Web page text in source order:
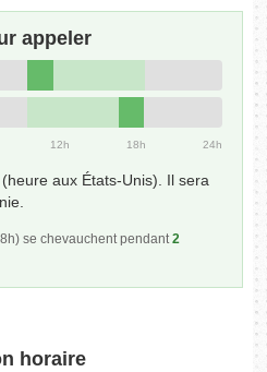
appeler
12h 18h 24h
(heure aux États-Unis). Il sera
se chevauchent pendant2
horaire